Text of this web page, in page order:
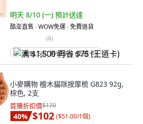
明天 8/10 (一) 預計送達
酷澎直售 ∙ WOW免運 ∙ 免費退貨
(8)
满 $1,500 再省 $75 (王道卡)
小麥購物 檀木貓咪按摩梳 G823 92g,
棕色, 2支
首購折扣價$170
40% $102 ($51.00/1個)